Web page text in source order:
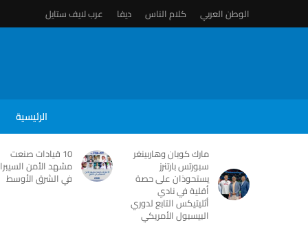
الوطن العربي كلام الناس ديفا عرب لايف ستايل
الرئيسية
مارك كوبان وهاربينغر
سبورتس بارتنرز
يستحوذان على حصة
أقلية في نادي
أثليتيكس التابع لدوري
البيسبول الأمريكي
10 قيادات صنعت
مشهد الأمن
في الشرق الأوسط